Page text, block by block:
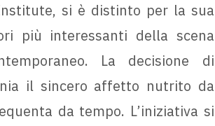
si è distinto per la sua
più interessanti della scena
La decisione di
il sincero affetto nutrito da
da tempo. L’iniziativa si